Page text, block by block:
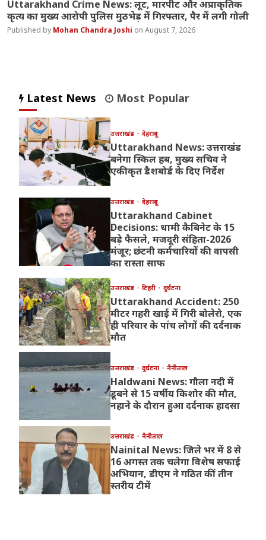
Uttarakhand Crime News: लूट, मारपीट और अप्राकृतिक
कृत्य का मुख्य आरोपी पुलिस मुठभेड़ में गिरफ्तार, पैर में लगी गोली
Mohan Chandra Joshi August 7, 2026
Latest News Most Popular
उत्तराखंड देहरादून
Uttarakhand News: उत्तराखंड
बनेगा स्किल हब, मुख्य सचिव ने
एकीकृत डैशबोर्ड के दिए निर्देश
उत्तराखंड देहरादून
Uttarakhand Cabinet
Decisions: धामी कैबिनेट के 15
बड़े फैसले, मजदूरी संहिता-2026
मंजूर; छंटनी कर्मचारियों की वापसी
का रास्ता साफ
उत्तराखंड टिहरी दुर्घटना
Uttarakhand Accident: 250
मीटर गहरी खाई में गिरी बोलेरो, एक
ही परिवार के पांच लोगों की दर्दनाक
मौत
उत्तराखंड दुर्घटना नैनीताल
Haldwani News: गौला नदी में
डूबने से 15 वर्षीय किशोर की मौत,
नहाने के दौरान हुआ दर्दनाक हादसा
उत्तराखंड नैनीताल
Nainital News: जिले भर में 8 से
16 अगस्त तक चलेगा विशेष सफाई
अभियान, डीएम ने गठित कीं तीन
स्तरीय टीमें